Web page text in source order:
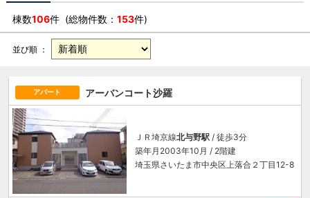
棟数106件 (総物件数： 153件)
並び順 ：
アパート アーバンコート沙羅
ＪＲ埼京線北与野駅 / 徒歩3分
築年月2003年10月 / 2階建
埼玉県さいたま市中央区上落合２丁目12-8